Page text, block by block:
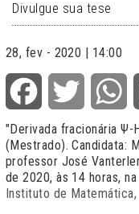
Divulgue sua tese
28, fev - 2020 | 14:00
Facebook Twitter
"Derivada fracionária Ψ-
(Mestrado). Candidata:
professor José
de 2020, às 14 horas,
Instituto de